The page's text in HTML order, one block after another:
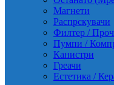
Магнети
Распрскувачи
Филтер /
Пумпи /
Канистри
Греачи
Естетика /